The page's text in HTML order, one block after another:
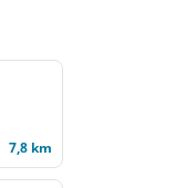
7,8 km